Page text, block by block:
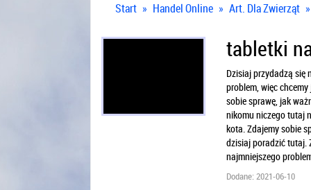
Start » Handel Online » Art. Dla Zwierząt
tabletki
Dzisiaj przydadzą się
problem, więc
sobie sprawę, jak
nikomu niczego tutaj
kota. Zdajemy sobie
dzisiaj poradzić tutaj.
najmniejszego
Dodane: 2021-06-10